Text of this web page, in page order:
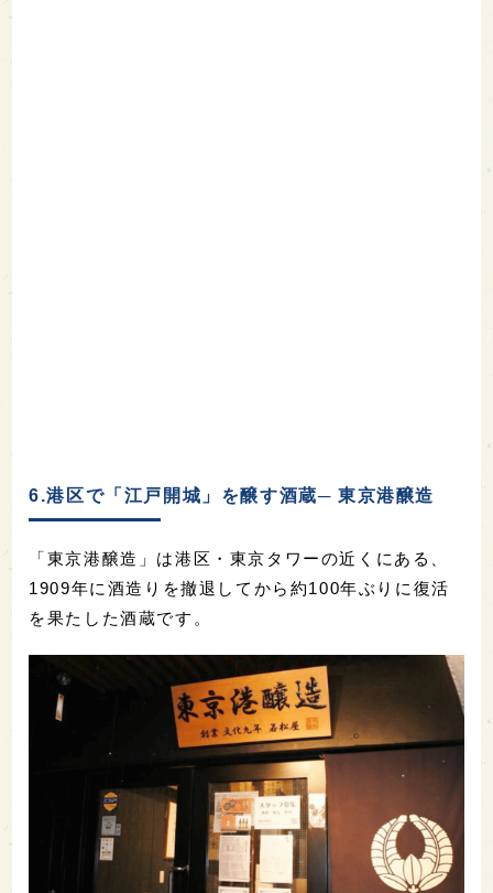
6.港区で「江戸開城」を醸す酒蔵─ 東京港醸造
「東京港醸造」は港区・東京タワーの近くにある、
1909年に酒造りを撤退してから約100年ぶりに復活
を果たした酒蔵です。